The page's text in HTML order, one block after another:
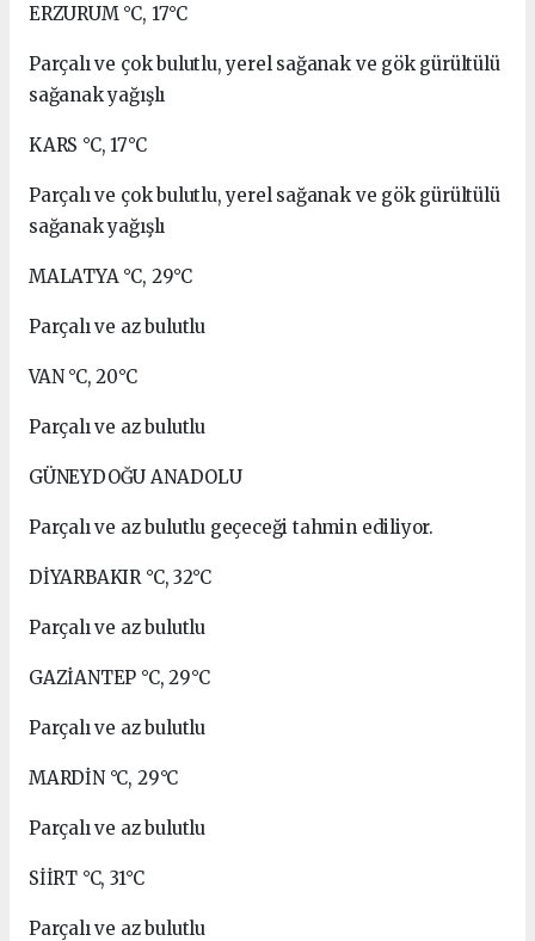
ERZURUM °C, 17°C
Parçalı ve çok bulutlu, yerel sağanak ve gök gürültülü
sağanak yağışlı
KARS °C, 17°C
Parçalı ve çok bulutlu, yerel sağanak ve gök gürültülü
sağanak yağışlı
MALATYA °C, 29°C
Parçalı ve az bulutlu
VAN °C, 20°C
Parçalı ve az bulutlu
GÜNEYDOĞU ANADOLU
Parçalı ve az bulutlu geçeceği tahmin ediliyor.
DİYARBAKIR °C, 32°C
Parçalı ve az bulutlu
GAZİANTEP °C, 29°C
Parçalı ve az bulutlu
MARDİN °C, 29°C
Parçalı ve az bulutlu
SİİRT °C, 31°C
Parçalı ve az bulutlu